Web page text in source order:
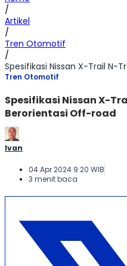
/
Artikel
/
Tren Otomotif
/
Spesifikasi Nissan X-Trail N-
Tren Otomotif
Spesifikasi Nissan X-
Berorientasi Off-road
Ivan
04 Apr 2024 9:20 WIB
3 menit baca